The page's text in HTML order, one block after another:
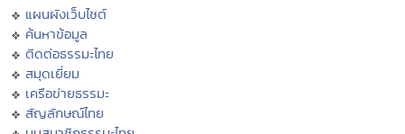
แผนผังเว็บไซต์
ค้นหาข้อมูล
ติดต่อธรรมะไทย
สมุดเยี่ยม
เครือข่ายธรรมะ
สัญลักษณ์ไทย